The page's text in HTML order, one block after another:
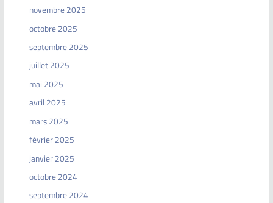
novembre 2025
octobre 2025
septembre 2025
juillet 2025
mai 2025
avril 2025
mars 2025
février 2025
janvier 2025
octobre 2024
septembre 2024